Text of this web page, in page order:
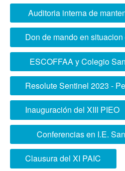
Auditoria interna de
SGOE
Don de mando en
ESCOFFAA y Colegio
Fiestas
Resolute Sentinel 2023 -
Inauguración del XIII PIEO
Conferencias en I.E.
Barranco
Clausura del XI PAIC